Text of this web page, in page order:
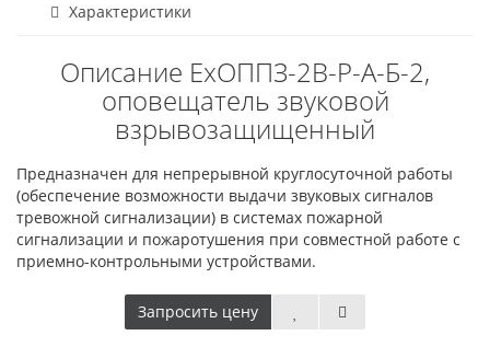
Характеристики
Описание ЕхОППЗ-2В-Р-А-Б-2,
оповещатель звуковой
взрывозащищенный
Предназначен для непрерывной круглосуточной работы
(обеспечение возможности выдачи звуковых сигналов
тревожной сигнализации) в системах пожарной
сигнализации и пожаротушения при совместной работе с
приемно-контрольными устройствами.
Запросить цену